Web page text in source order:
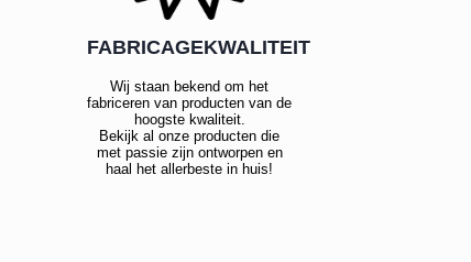
FABRICAGEKWALITEIT
Wij staan bekend om het
fabriceren van producten van de
hoogste kwaliteit.
Bekijk al onze producten die
met passie zijn ontworpen en
haal het allerbeste in huis!